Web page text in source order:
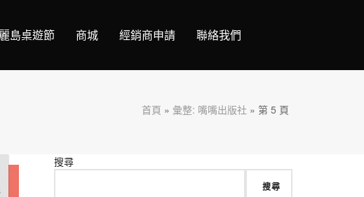
島桌遊節 商城 經銷商申請 聯絡我們
首頁 » 彙整: 嘴嘴出版社 » 第 5 頁
搜尋
搜尋